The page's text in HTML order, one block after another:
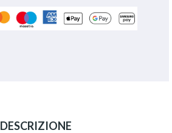
DESCRIZIONE